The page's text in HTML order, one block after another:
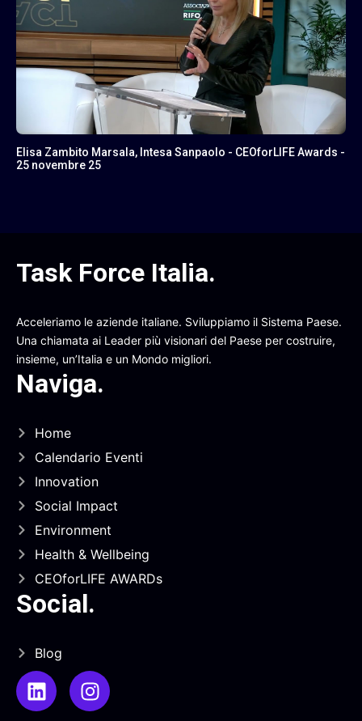
Elisa Zambito Marsala, Intesa Sanpaolo - CEOforLIFE Awards -
25 novembre 25
Task Force Italia.
Acceleriamo le aziende italiane. Sviluppiamo il Sistema Paese.
Una chiamata ai Leader più visionari del Paese per costruire,
insieme, un’Italia e un Mondo migliori.
Naviga.
Home
Calendario Eventi
Innovation
Social Impact
Environment
Health & Wellbeing
CEOforLIFE AWARDs
Social.
Blog